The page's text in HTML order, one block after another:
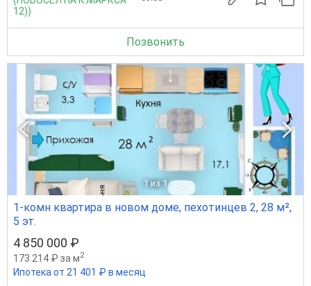
12))
Позвонить
1 из 1
1-комн квартира в новом доме, пехотинцев 2, 28 м²,
5 эт.
4 850 000 ₽
173 214 ₽ за м2
Ипотека от 21 401 ₽ в месяц